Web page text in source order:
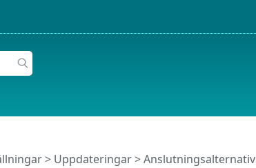
> Uppdateringar> Anslutningsalternativ